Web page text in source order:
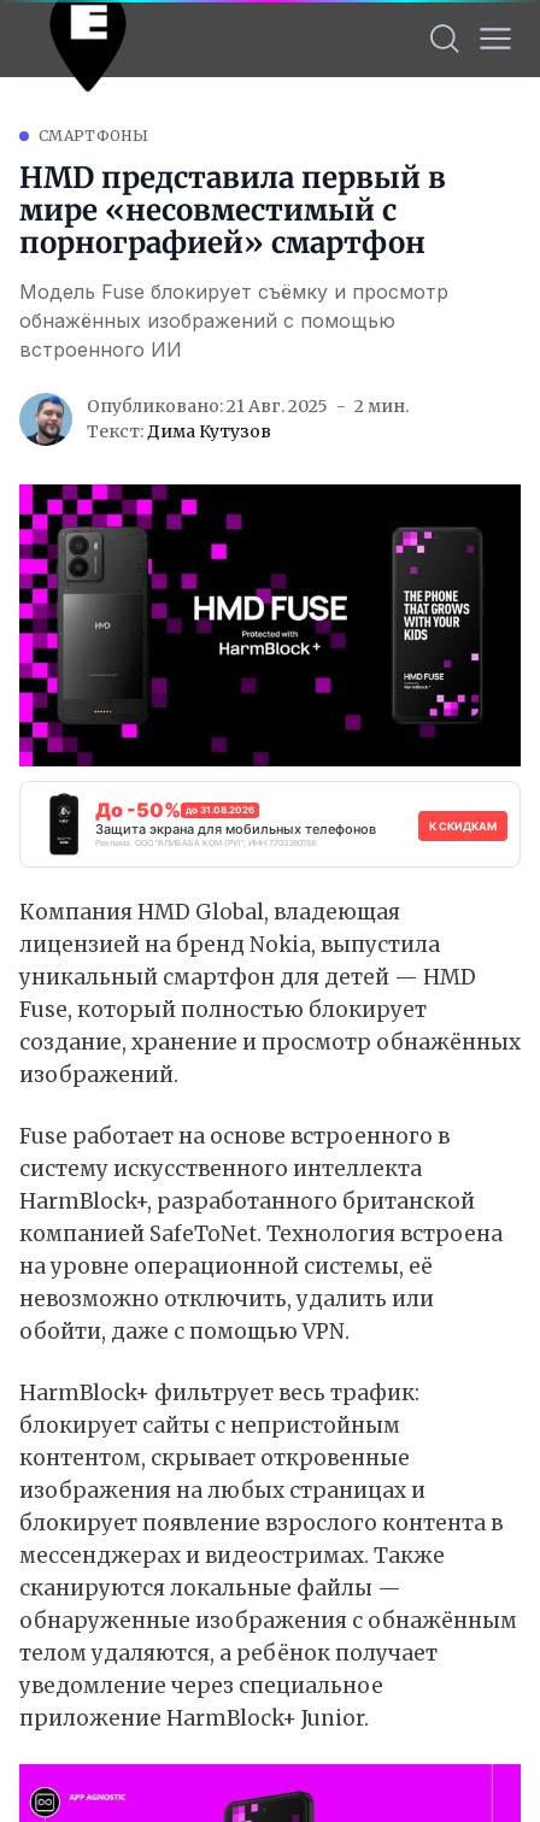
СМАРТФОНЫ
HMD представила первый в
мире «несовместимый с
порнографией» смартфон
Модель Fuse блокирует съёмку и просмотр
обнажённых изображений с помощью
встроенного ИИ
Опубликовано: 21 Авг. 2025
2 мин.
Текст:Дима Кутузов
До -50% до 31.08.2026
Защита экрана для мобильных телефонов
Реклама. ООО "АЛИБАБА.КОМ (РУ)", ИНН 7703380158
К СКИДКАМ
Компания HMD Global, владеющая
лицензией на брендNokia, выпустила
уникальный смартфон для детей — HMD
Fuse, который полностью блокирует
создание, хранение и просмотр обнажённых
изображений.
Fuse работает на основе встроенного в
системуискусственного интеллекта
HarmBlock+, разработанного британской
компанией SafeToNet. Технология встроена
на уровне операционной системы, её
невозможно отключить, удалить или
обойти, даже с помощьюVPN.
HarmBlock+ фильтрует весь трафик:
блокирует сайты с непристойным
контентом, скрывает откровенные
изображения на любых страницах и
блокирует появление взрослого контента в
мессенджерах и видеостримах. Также
сканируются локальные файлы —
обнаруженные изображения с обнажённым
телом удаляются, а ребёнок получает
уведомление через специальное
приложение HarmBlock+ Junior.